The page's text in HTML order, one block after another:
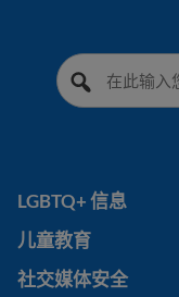
LGBTQ+ 信息
LGBTQ+ 信息
儿童教育
儿童教育
社交媒体安全
社交媒体安全